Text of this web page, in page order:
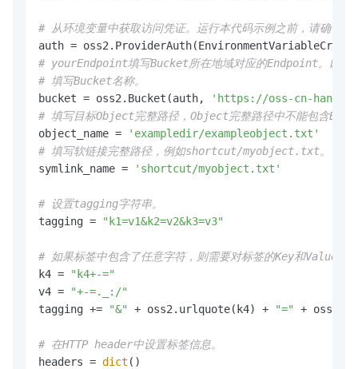
# 从环境变量中获取访问凭证。运行本代码示例之前，请确保已设
# yourEndpoint填写Bucket所在地域对应的Endpoint。以
# 填写Bucket名称。
bucket = oss2.Bucket(auth,
'https://oss-cn-
# 填写目标Object完整路径，Object完整路径中不能包含
object_name =
'exampledir/exampleobject.txt'
# 填写软链接完整路径，例如shortcut/myobject.txt。
symlink_name =
'shortcut/myobject.txt'
# 设置tagging字符串。
tagging =
"k1=v1&k2=v2&k3=v3"
# 如果标签中包含了任意字符，则需要对标签的Key和Value做
k4 =
"k4+-="
v4 =
"+-=._:/"
tagging +=
"&" + oss2.urlquote(k4) + "=" +
# 在HTTP header中设置标签信息。
headers = dict ()